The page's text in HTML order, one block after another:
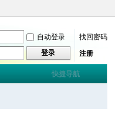
自动登录
找回密码
登录 注册
快捷导航